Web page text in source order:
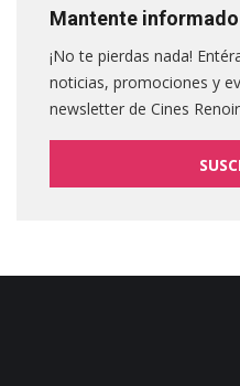
Mantente informado
¡No te pierdas nada!
noticias, promociones y
newsletter de Cines